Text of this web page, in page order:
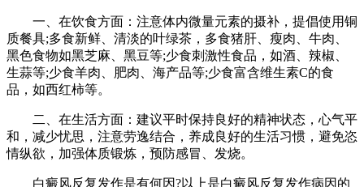
一、在饮食方面：注意体内微量元素的摄补，提倡使用铜
质餐具;多食新鲜、清淡的叶绿茶，多食猪肝、瘦肉、牛肉、
黑色食物如黑芝麻、黑豆等;少食刺激性食品，如酒、辣椒、
生蒜等;少食羊肉、肥肉、海产品等;少食富含维生素C的食
品，如西红柿等。
二、在生活方面：建议平时保持良好的精神状态，心气平
和，减少忧思，注意劳逸结合，养成良好的生活习惯，避免恣
情纵欲，加强体质锻炼，预防感冒、发烧。
白癜风反复发作是有何因?以上是白癜风反复发作病因的